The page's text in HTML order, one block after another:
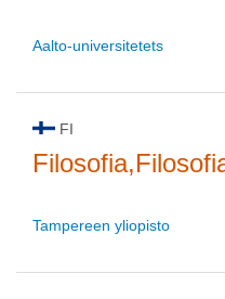
Aalto-universitetets
FI
Tampereen yliopisto